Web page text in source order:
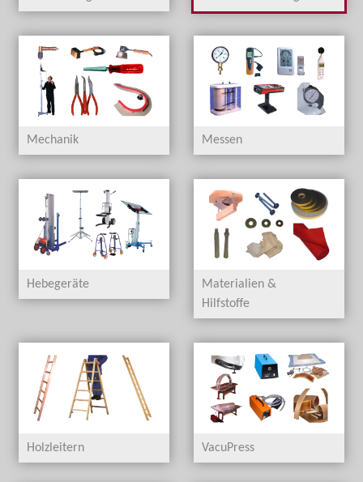
Mechanik Messen
Hebegeräte
Materialien &
Hilfstoffe
Holzleitern VacuPress